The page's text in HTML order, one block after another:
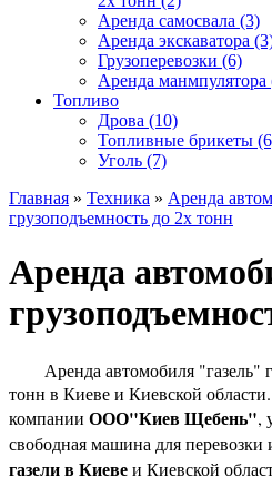
Аренда самосвала (3)
Аренда экскаватора
Грузоперевозки (6)
Аренда манмпулятора
Топливо
Дрова (10)
Топливные брикеты
Уголь (7)
Главная » Техника » Аренда
грузоподъемность до 2х тонн
Аренда
Аренда автомобиля "газель"
тонн в Киеве и Киевской
компании ООО"Киев Щебень",
свободная машина для перевозки
газели в Киевеи Киевской